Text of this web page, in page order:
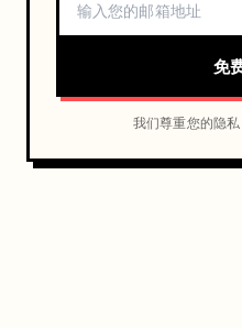
免
我们尊重您的隐